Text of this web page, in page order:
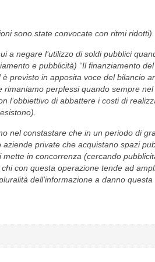
sono state convocate con ritmi ridotti).
a negare l’utilizzo di soldi pubblici
e pubblicità) “Il finanziamento
previsto in apposita voce del bilancio
rimaniamo perplessi quando sempre
l’obbiettivo di abbattere i costi di
nel constastare che in un periodo di
private che acquistano spazi
mette in concorrenza (cercando
con questa operazione tende ad
dell’informazione a danno questa